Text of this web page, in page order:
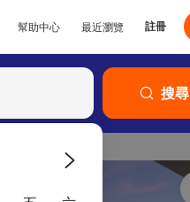
幫助中心 最近瀏覽 註冊
搜尋